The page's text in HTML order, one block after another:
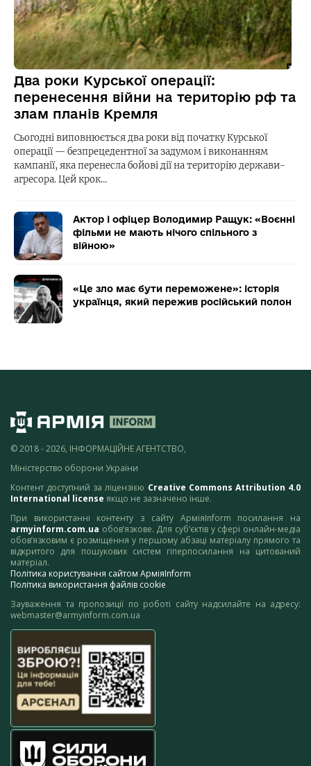
Два роки Курської операції:
перенесення війни на територію рф та
злам планів Кремля
Сьогодні виповнюється два роки від початку Курської
операції — безпрецедентної за задумом і виконанням
кампанії, яка перенесла бойові дії на територію держави-
агресора. Цей крок…
Актор і офіцер Володимир Ращук: «Воєнні
фільми не мають нічого спільного з
війною»
«Це зло має бути переможене»: історія
українця, який пережив російський полон
© 2018 - 2026, ІНФОРМАЦІЙНЕ АГЕНТСТВО,
Міністерство оборони України
Контент доступний за ліцензією Creative Commons Attribution 4.0
International license якщо не зазначено інше.
При використанні контенту з сайту АрміяInform посилання на
armyinform.com.ua обов’язкове. Для суб’єктів у сфері онлайн-медіа
обов’язковим є розміщення у першому абзаці матеріалу прямого та
відкритого для пошукових систем гіперпосилання на цитований
матеріал.
Політика користування сайтом АрміяInform
Політика використання файлів cookie
Зауваження та пропозиції по роботі сайту надсилайте на адресу:
webmaster@armyinform.com.ua